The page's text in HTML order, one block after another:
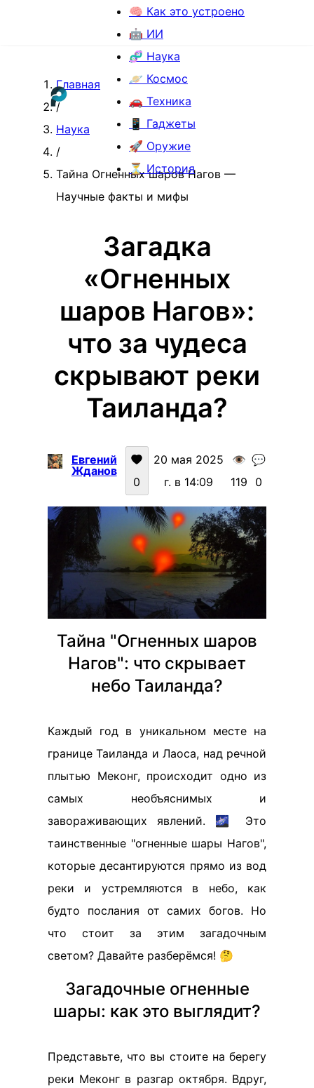
🧠 Как это устроено
🤖 ИИ
🧬 Наука
🪐 Космос
🚗 Техника
📱 Гаджеты
🚀 Оружие
⏳ История
Главная
/
Наука
/
Тайна Огненных шаров Нагов —
Научные факты и мифы
Загадка
«Огненных
шаров Нагов»:
что за чудеса
скрывают реки
Таиланда?
Евгений
Жданов
0
20 мая 2025
г. в 14:09
👁️
119
💬
0
Тайна "Огненных шаров
Нагов": что скрывает
небо Таиланда?
Каждый год в уникальном месте на
границе Таиланда и Лаоса, над речной
плытью Меконг, происходит одно из
самых необъяснимых и
завораживающих явлений. 🌌 Это
таинственные "огненные шары Нагов",
которые десантируются прямо из вод
реки и устремляются в небо, как
будто послания от самих богов. Но
что стоит за этим загадочным
светом? Давайте разберёмся! 🤔
Загадочные огненные
шары: как это выглядит?
Представьте, что вы стоите на берегу
реки Меконг в разгар октября. Вдруг,